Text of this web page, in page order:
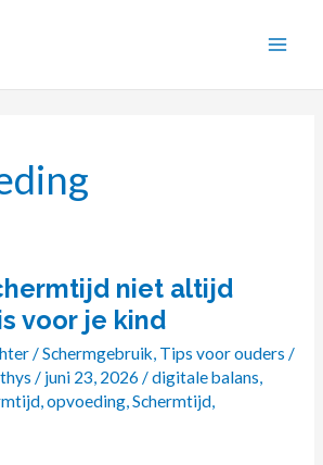
niet altijd
voor je kind
/Schermgebruik, Tips voor ouders /
/ juni 23, 2026 /digitale balans,
,opvoeding,Schermtijd,